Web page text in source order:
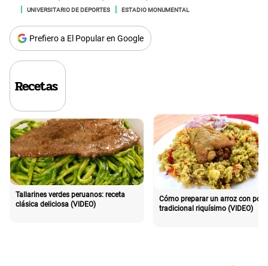
UNIVERSITARIO DE DEPORTES
ESTADIO MONUMENTAL
Prefiero a El Popular en Google
Recetas
Tallarines verdes peruanos: receta
clásica deliciosa (VIDEO)
Cómo preparar un arroz con pollo
tradicional riquísimo (VIDEO)